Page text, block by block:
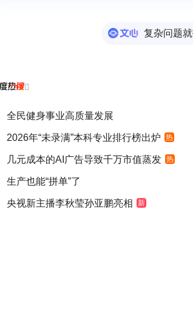
复杂问题

全民健身事业高质量发展
2026年“未录满”本科专业排行榜出炉 热
几元成本的AI广告导致千万市值蒸发 热
生产也能“拼单”了
央视新主播李秋莹孙亚鹏亮相 新